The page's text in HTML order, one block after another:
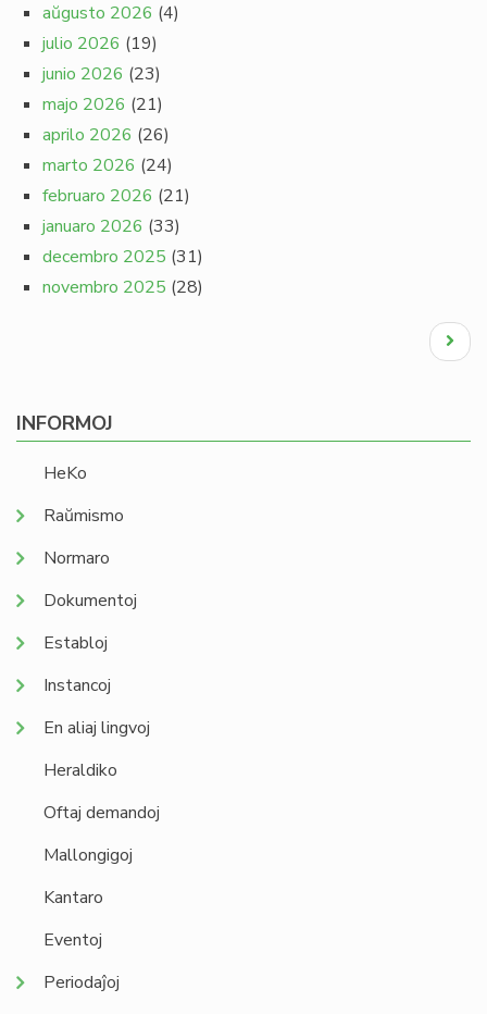
aŭgusto 2026 (4)
julio 2026 (19)
junio 2026 (23)
majo 2026 (21)
aprilo 2026 (26)
marto 2026 (24)
februaro 2026 (21)
januaro 2026 (33)
decembro 2025 (31)
novembro 2025 (28)
Next
page
INFORMOJ
HeKo
Raŭmismo
Normaro
Dokumentoj
Establoj
Instancoj
En aliaj lingvoj
Heraldiko
Oftaj demandoj
Mallongigoj
Kantaro
Eventoj
Periodaĵoj